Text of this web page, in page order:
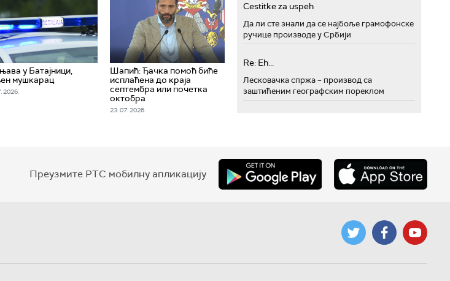
у Батајници,
мушкарац
2026.
Шапић: Ђачка помоћ биће
исплаћена до краја
септембра или почетка
октобра
23. 07. 2026.
Cestitke za uspeh
Да ли сте знали да се најбоље грамофонске
ручице производе у Србији
Re: Eh...
Лесковачка спржа – производ са
заштићеним географским пореклом
Преузмите РТС мобилну апликацију